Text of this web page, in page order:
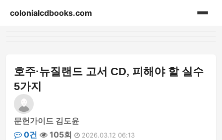
colonialcdbooks.com
호주·뉴질랜드 고서 CD, 피해야 할 실수
5가지
문헌가이드 김도윤
0건
105회 2026.03.12 06:13